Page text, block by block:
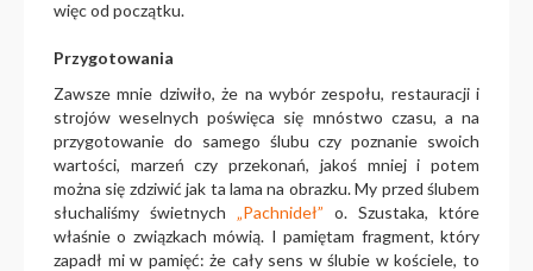
więc od początku.
Przygotowania
Zawsze mnie dziwiło, że na wybór zespołu, restauracji i
strojów weselnych poświęca się mnóstwo czasu, a na
przygotowanie do samego ślubu czy poznanie swoich
wartości, marzeń czy przekonań, jakoś mniej i potem
można się zdziwić jak ta lama na obrazku. My przed ślubem
słuchaliśmy świetnych „Pachnideł” o. Szustaka, które
właśnie o związkach mówią. I pamiętam fragment, który
zapadł mi w pamięć: że cały sens w ślubie w kościele, to